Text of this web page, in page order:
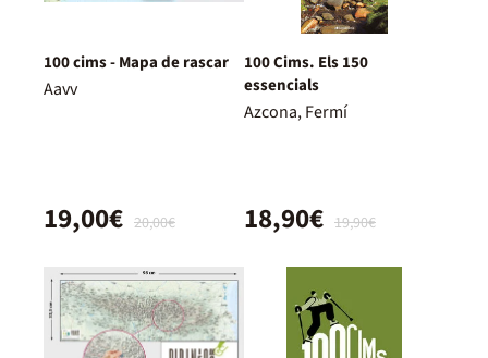
100 cims - Mapa de rascar
Aavv
20,00€
19,00€
100 Cims. Els 150
essencials
Azcona, Fermí
19,90€
18,90€